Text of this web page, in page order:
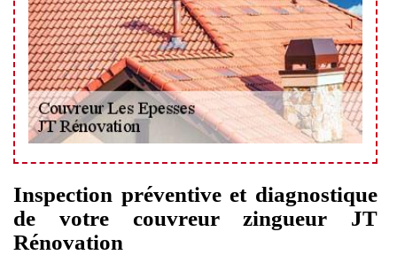
Inspection préventive et diagnostique
de votre couvreur zingueur JT
Rénovation